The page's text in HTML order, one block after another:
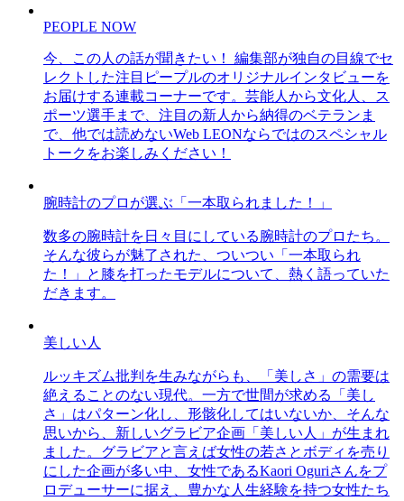
PEOPLE NOW
今、この人の話が聞きたい！ 編集部が独自の目線でセ
レクトした注目ピープルのオリジナルインタビューを
お届けする連載コーナーです。芸能人から文化人、ス
ポーツ選手まで、注目の新人から納得のベテランま
で、他では読めないWeb LEONならではのスペシャル
トークをお楽しみください！
腕時計のプロが選ぶ「一本取られました！」
数多の腕時計を日々目にしている腕時計のプロたち。
そんな彼らが魅了された、ついつい「一本取られ
た！」と膝を打ったモデルについて、熱く語っていた
だきます。
美しい人
ルッキズム批判を生みながらも、「美しさ」の需要は
絶えることのない現代。一方で世間が求める「美し
さ」はパターン化し、形骸化してはいないか、そんな
思いから、新しいグラビア企画「美しい人」が生まれ
ました。グラビアと言えば女性の若さとボディを売り
にした企画が多い中、女性であるKaori Oguriさんをプ
ロデューサーに据え、豊かな人生経験を持つ女性たち